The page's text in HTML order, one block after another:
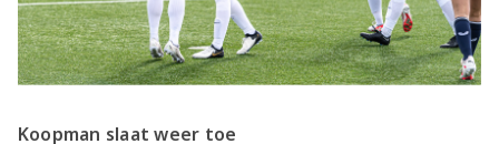
Koopman slaat weer toe